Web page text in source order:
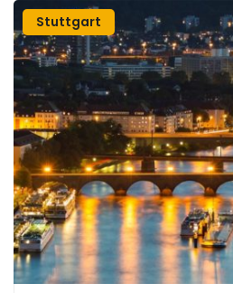
Stuttgart